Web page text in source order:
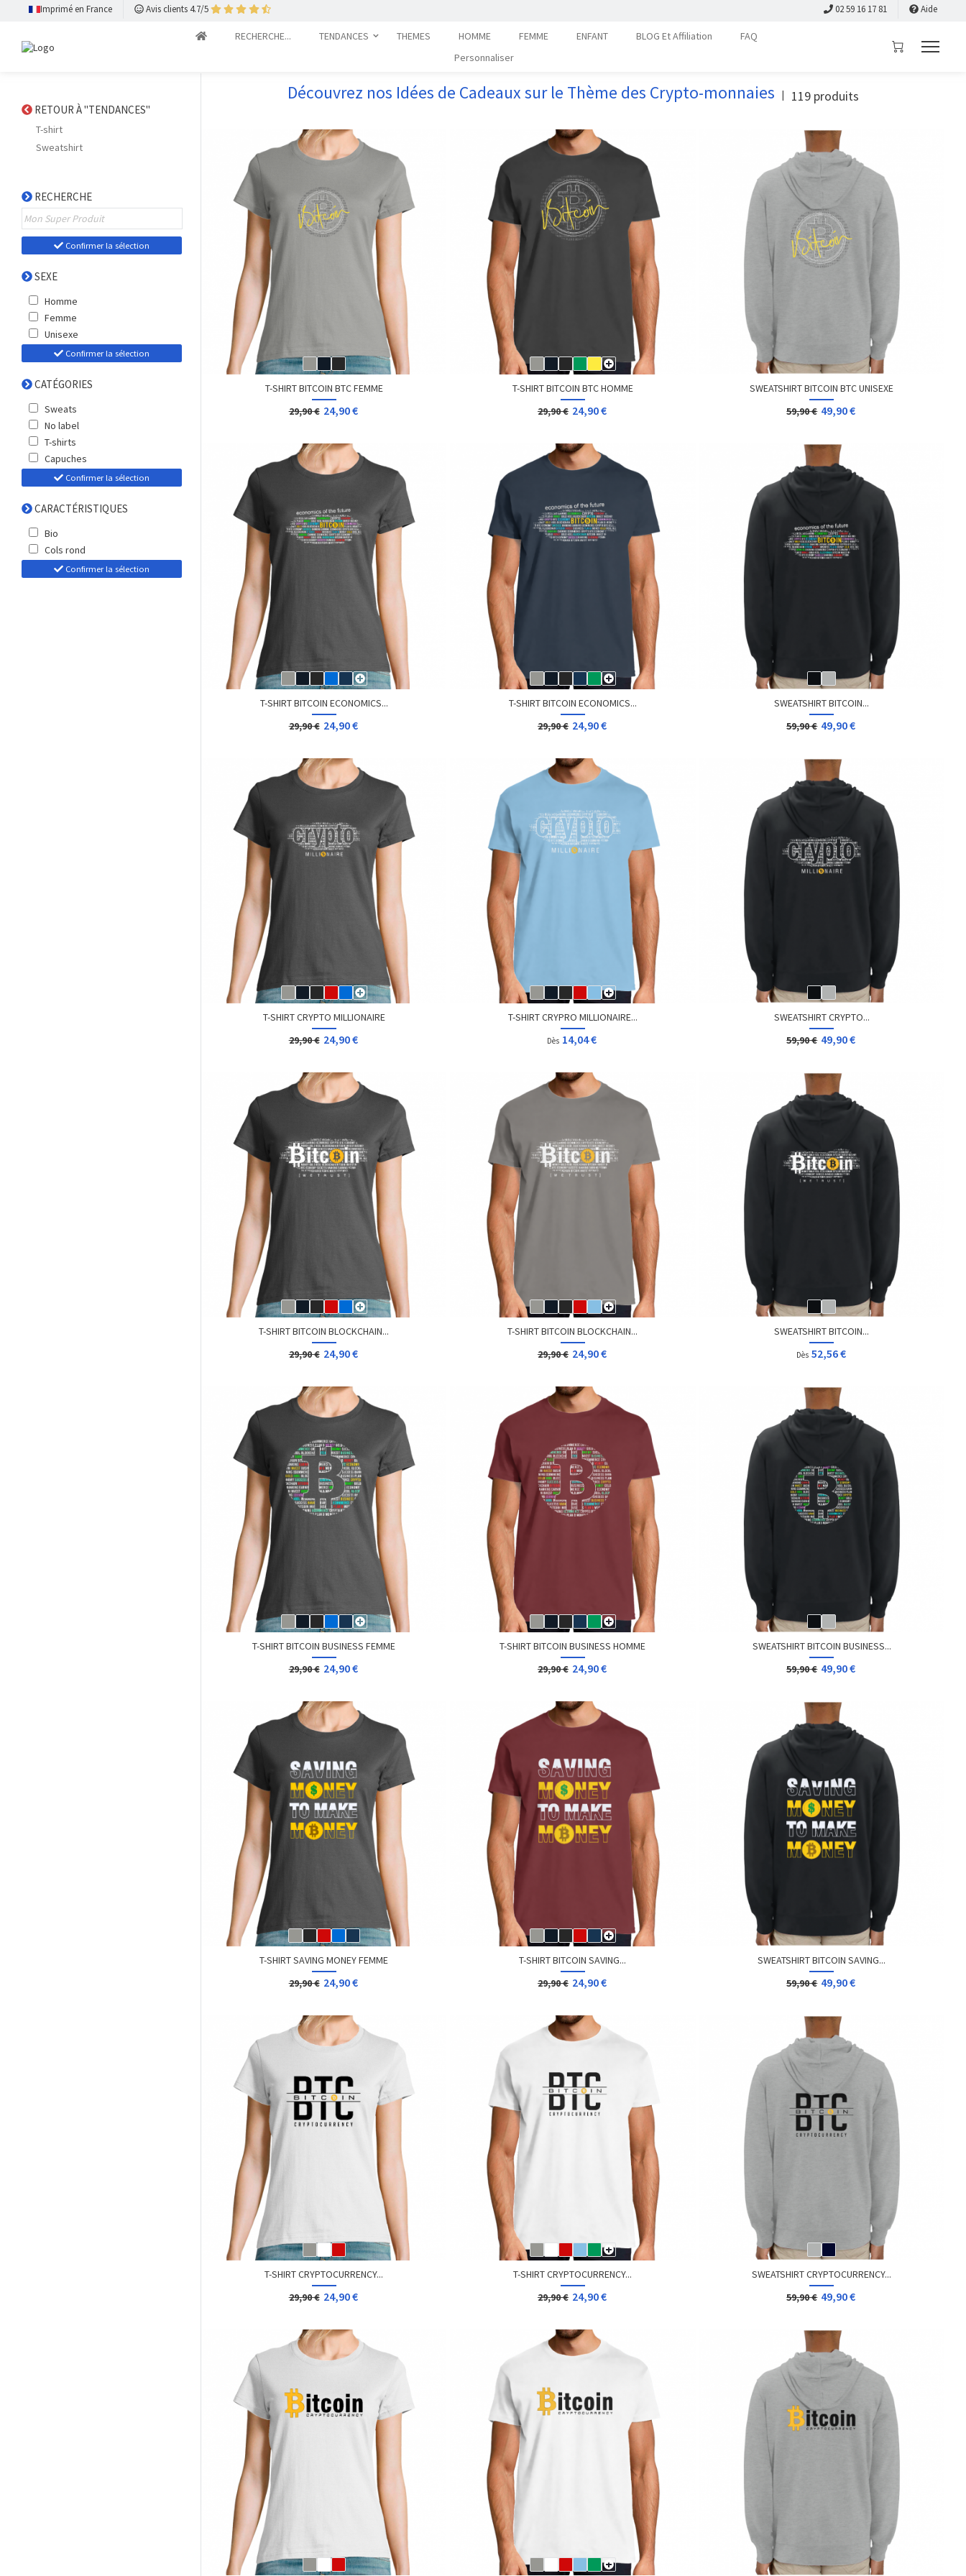
Imprimé en France Avis clients 4.7/5 02 59 16 17 81 Aide
RECHERCHE... TENDANCES THEMES HOMME FEMME ENFANT BLOG Et Affiliation
FAQ
Personnaliser
RETOUR À "TENDANCES"
T-shirt
Sweatshirt
RECHERCHE
Confirmer la sélection
SEXE
Homme
Femme
Unisexe
Confirmer la sélection
CATÉGORIES
Sweats
No label
T-shirts
Capuches
Confirmer la sélection
CARACTÉRISTIQUES
Bio
Cols rond
Confirmer la sélection
Découvrez nos Idées de Cadeaux sur le Thème des Crypto-monnaies | 119produits
T-SHIRT BITCOIN BTC FEMME
29,90 € 24,90 €
T-SHIRT BITCOIN BTC HOMME
29,90 € 24,90 €
SWEATSHIRT BITCOIN BTC UNISEXE
59,90 € 49,90 €
T-SHIRT BITCOIN ECONOMICS...
29,90 € 24,90 €
T-SHIRT BITCOIN ECONOMICS...
29,90 € 24,90 €
SWEATSHIRT BITCOIN...
59,90 € 49,90 €
T-SHIRT CRYPTO MILLIONAIRE
29,90 € 24,90 €
T-SHIRT CRYPRO MILLIONAIRE...
Dès 14,04 €
SWEATSHIRT CRYPTO...
59,90 € 49,90 €
T-SHIRT BITCOIN BLOCKCHAIN...
29,90 € 24,90 €
T-SHIRT BITCOIN BLOCKCHAIN...
29,90 € 24,90 €
SWEATSHIRT BITCOIN...
Dès 52,56 €
T-SHIRT BITCOIN BUSINESS FEMME
29,90 € 24,90 €
T-SHIRT BITCOIN BUSINESS HOMME
29,90 € 24,90 €
SWEATSHIRT BITCOIN BUSINESS...
59,90 € 49,90 €
T-SHIRT SAVING MONEY FEMME
29,90 € 24,90 €
T-SHIRT BITCOIN SAVING...
29,90 € 24,90 €
SWEATSHIRT BITCOIN SAVING...
59,90 € 49,90 €
T-SHIRT CRYPTOCURRENCY...
29,90 € 24,90 €
T-SHIRT CRYPTOCURRENCY...
29,90 € 24,90 €
SWEATSHIRT CRYPTOCURRENCY...
59,90 € 49,90 €